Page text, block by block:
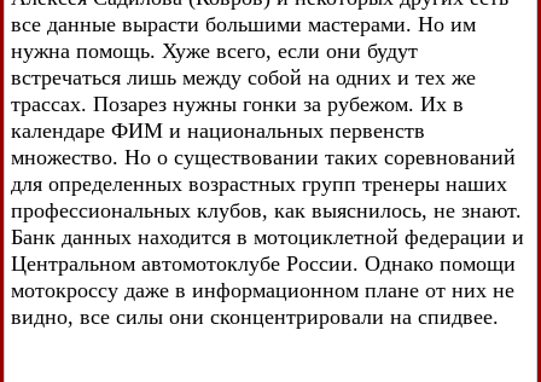
все данные вырасти большими мастерами. Но им
нужна помощь. Хуже всего, если они будут
встречаться лишь между собой на одних и тех же
трассах. Позарез нужны гонки за рубежом. Их в
календаре ФИМ и национальных первенств
множество. Но о существовании таких соревнований
для определенных возрастных групп тренеры наших
профессиональных клубов, как выяснилось, не знают.
Банк данных находится в мотоциклетной федерации и
Центральном автомотоклубе России. Однако помощи
мотокроссу даже в информационном плане от них не
видно, все силы они сконцентрировали на спидвее.